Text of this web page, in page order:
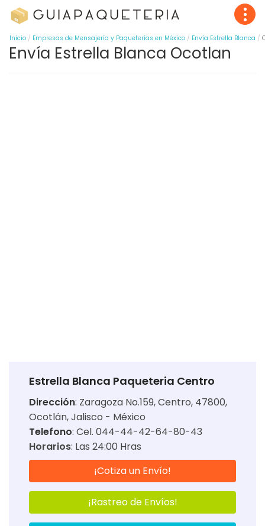
Inicio Empresas de Mensajería y Paqueterías en México Envía Estrella Blanca
Envía Estrella Blanca Ocotlan
Estrella Blanca Paqueteria Centro
Dirección: Zaragoza No.159, Centro, 47800,
Ocotlán, Jalisco - México
Telefono: Cel. 044-44-42-64-80-43
Horarios: Las 24:00 Hras
¡Cotiza un Envío!
¡Rastreo de Envíos!